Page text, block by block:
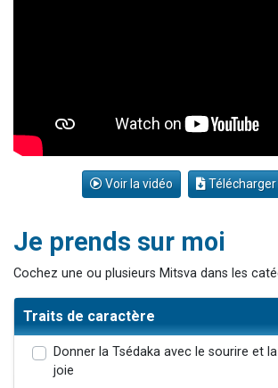
Voir la vidéo Télécharger
Je prends sur moi
Cochez une ou plusieurs Mitsva dans les
Traits de caractère
Donner la Tsédaka avec le sourire et la
joie